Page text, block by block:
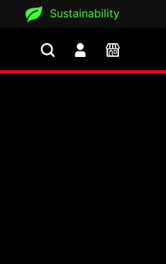
Sustainability